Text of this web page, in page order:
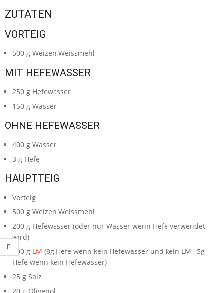
ZUTATEN
VORTEIG
500 g Weizen Weissmehl
MIT HEFEWASSER
250 g Hefewasser
150 g Wasser
OHNE HEFEWASSER
400 g Wasser
3 g Hefe
HAUPTTEIG
Vorteig
500 g Weizen Weissmehl
200 g Hefewasser (oder nur Wasser wenn Hefe verwendet
wird)
100 g LM (8g Hefe wenn kein Hefewasser und kein LM , 5g
Hefe wenn kein Hefewasser)
25 g Salz
20 g Olivenöl